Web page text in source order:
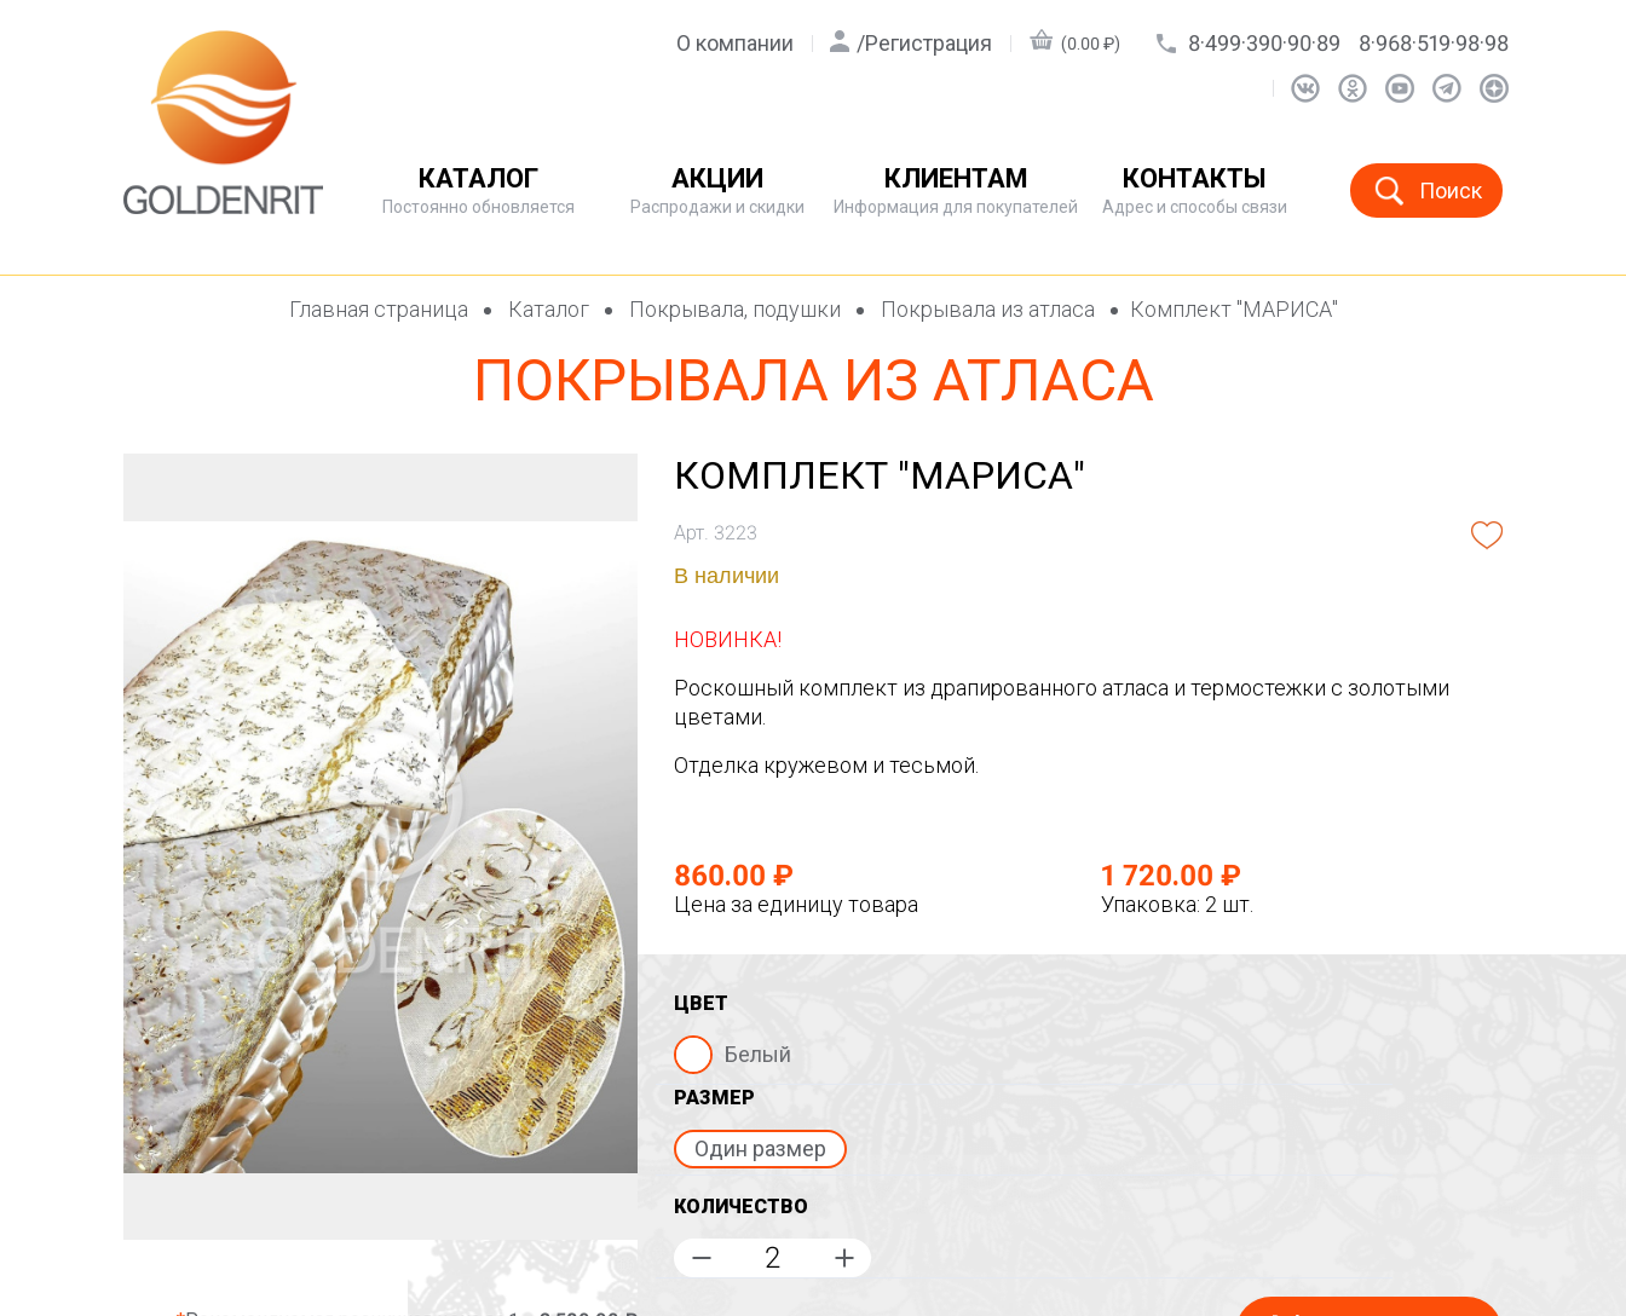
О компании /Регистрация (0.00 ₽) 8·499·390·90·89 8·968·519·98·98
КАТАЛОГ
Постоянно обновляется
АКЦИИ
Распродажи и скидки
КЛИЕНТАМ
Информация для покупателей
КОНТАКТЫ
Адрес и способы связи
Поиск
Главная страница Каталог Покрывала, подушки Покрывала из атласа Комплект "МАРИСА"
ПОКРЫВАЛА ИЗ АТЛАСА
КОМПЛЕКТ "МАРИСА"
Арт. 3223
В наличии
НОВИНКА!
Роскошный комплект из драпированного атласа и термостежки с золотыми
цветами.
Отделка кружевом и тесьмой.
860.00 ₽
Цена за единицу товара
1 720.00 ₽
Упаковка: 2 шт.
ЦВЕТ
Белый
РАЗМЕР
Один размер
КОЛИЧЕСТВО